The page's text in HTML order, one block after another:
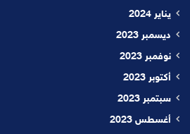
يناير 2024
ديسمبر 2023
نوفمبر 2023
أكتوبر 2023
سبتمبر 2023
أغسطس 2023